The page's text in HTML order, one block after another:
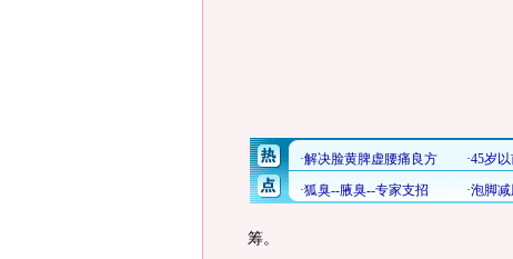
筹。